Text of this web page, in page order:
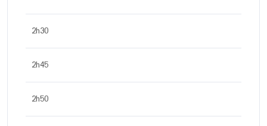
2h30
2h45
2h50